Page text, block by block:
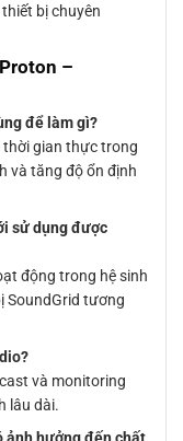
thiết bị chuyên
–
để làm gì?
thời gian thực trong
và tăng độ ổn định
sử dụng được
động trong hệ sinh
SoundGrid tương
và monitoring
lâu dài.